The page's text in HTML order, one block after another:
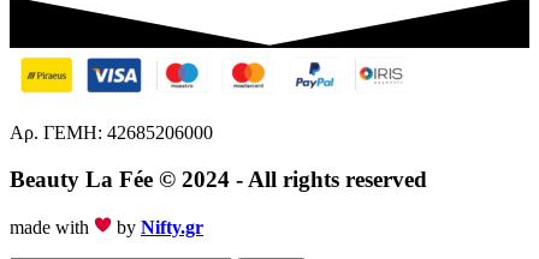
Αρ. ΓΕΜΗ: 42685206000
Beauty La Fée © 2024 - All rights reserved
made with by Nifty.gr